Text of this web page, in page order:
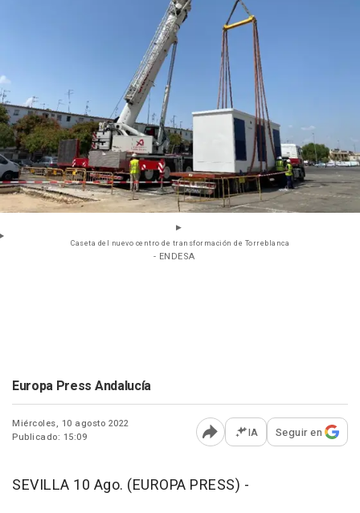
Caseta del nuevo centro de transformación de Torreblanca
- ENDESA
Europa Press Andalucía
Miércoles, 10 agosto 2022
Publicado: 15:09
Abrir opciones para
IA Seguir en
SEVILLA 10 Ago. (EUROPA PRESS) -